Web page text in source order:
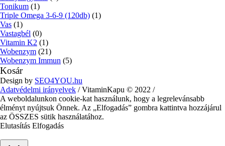
Tonikum (1)
Triple Omega 3-6-9 (120db) (1)
Vas (1)
Vastagbél (0)
Vitamin K2 (1)
Wobenzym (21)
Wobenzym Immun (5)
Kosár
Design by SEO4YOU.hu
Adatvédelmi irányelvek / VitaminKapu © 2022 /
A weboldalunkon cookie-kat használunk, hogy a legrelevánsabb
élményt nyújtsuk Önnek. Az „Elfogadás” gombra kattintva hozzájárul
az ÖSSZES sütik használatához.
Elutasítás Elfogadás